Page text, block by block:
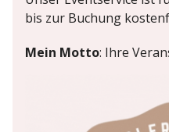
bis zur Buchung
Mein Motto: Ihre